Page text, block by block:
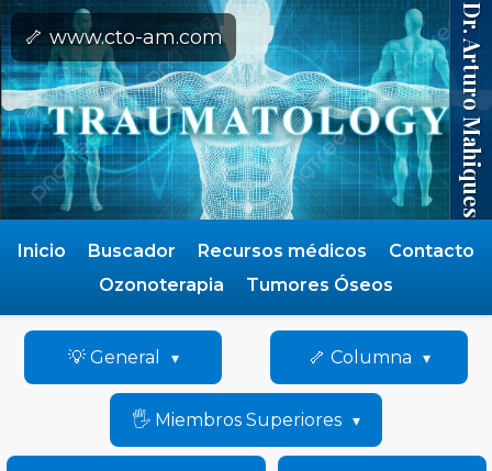
🦴 www.cto-am.com Dr. Arturo Mahiques
Inicio Buscador Recursos médicos
Contacto
Ozonoterapia
Tumores Óseos
💡 General 🦴 Columna
🖐️ Miembros Superiores